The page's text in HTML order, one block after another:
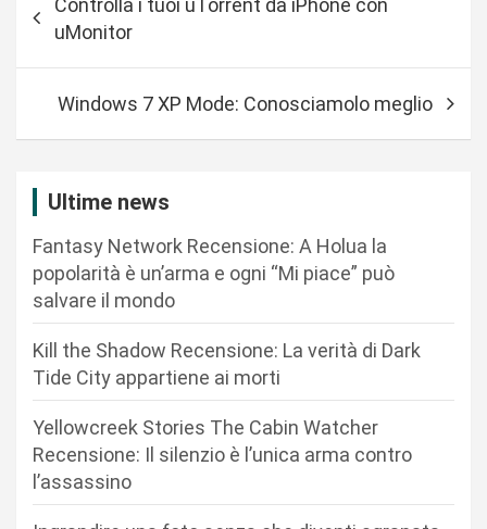
Controlla i tuoi uTorrent da iPhone con
uMonitor
Windows 7 XP Mode: Conosciamolo meglio
Ultime news
Fantasy Network Recensione: A Holua la
popolarità è un’arma e ogni “Mi piace” può
salvare il mondo
Kill the Shadow Recensione: La verità di Dark
Tide City appartiene ai morti
Yellowcreek Stories The Cabin Watcher
Recensione: Il silenzio è l’unica arma contro
l’assassino